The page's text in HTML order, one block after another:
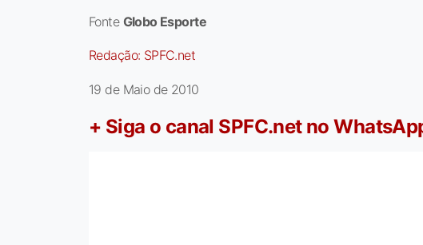
Fonte Globo Esporte
Redação: SPFC.net
19 de Maio de 2010
+ Siga o canal SPFC.net no